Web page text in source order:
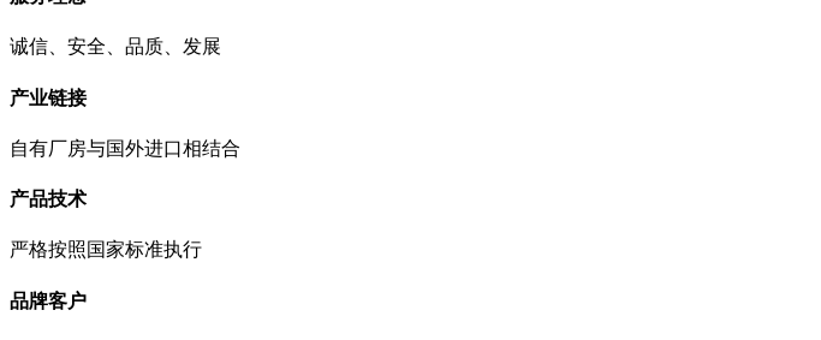
诚信、安全、品质、发展
产业链接
自有厂房与国外进口相结合
产品技术
严格按照国家标准执行
品牌客户